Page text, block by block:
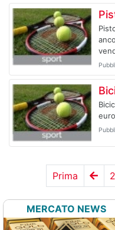
Prima
MERCATO NEWS